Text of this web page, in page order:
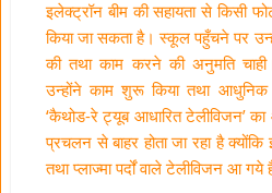
इलेक्ट्रॉन बीम की सहायता से किसी
किया जा सकता है। स्कूल पहुँचने पर
की तथा काम करने की अनुमति
उन्होंने काम शुरू किया तथा
‘कैथोड-रे ट्यूब आधारित टेलीविजन’
प्रचलन से बाहर होता जा रहा है
तथा प्लाज्मा पर्दों वाले टेलीविजन आ गये